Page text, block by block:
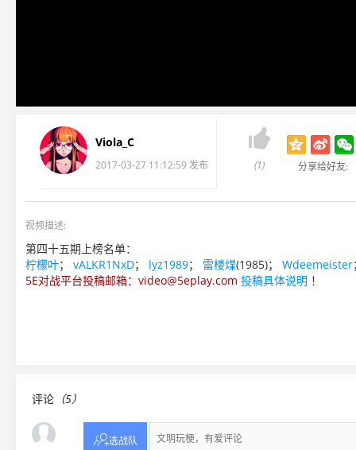
Viola_C
2017-03-27 11:12:59 发布

(1) 分享给好友:
视频描述:
第四十五期上榜名单：
柠檬叶； vALKR1NxD； lyz1989； 雷楼煤(1985)； Wdeemeister
5E对战平台投稿邮箱：video@5eplay.com 投稿具体说明 ！
评论 （5）
选战队